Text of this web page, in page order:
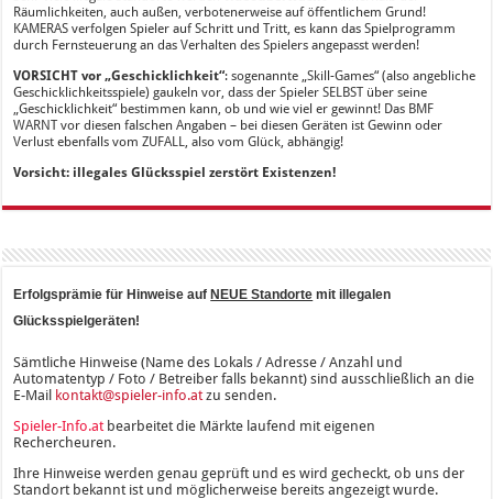
Räumlichkeiten, auch außen, verbotenerweise auf öffentlichem Grund!
KAMERAS verfolgen Spieler auf Schritt und Tritt, es kann das Spielprogramm
durch Fernsteuerung an das Verhalten des Spielers angepasst werden!
VORSICHT vor „Geschicklichkeit“: sogenannte „Skill-Games“ (also angebliche
Geschicklichkeitsspiele) gaukeln vor, dass der Spieler SELBST über seine
„Geschicklichkeit“ bestimmen kann, ob und wie viel er gewinnt! Das BMF
WARNT vor diesen falschen Angaben – bei diesen Geräten ist Gewinn oder
Verlust ebenfalls vom ZUFALL, also vom Glück, abhängig!
Vorsicht: illegales Glücksspiel zerstört Existenzen!
Erfolgsprämie für Hinweise auf NEUE Standorte mit illegalen
Glücksspielgeräten!
Sämtliche Hinweise (Name des Lokals / Adresse / Anzahl und
Automatentyp / Foto / Betreiber falls bekannt) sind ausschließlich an die
E-Mail kontakt@spieler-info.at zu senden.
Spieler-Info.at bearbeitet die Märkte laufend mit eigenen
Rechercheuren.
Ihre Hinweise werden genau geprüft und es wird gecheckt, ob uns der
Standort bekannt ist und möglicherweise bereits angezeigt wurde.